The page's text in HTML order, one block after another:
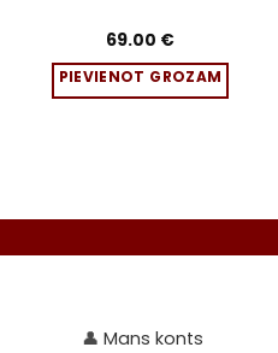
69.00 €
PIEVIENOT GROZAM
👤 Mans konts